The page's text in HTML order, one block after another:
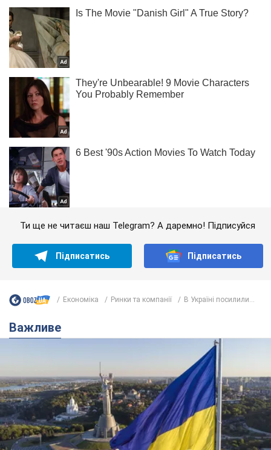
Ти ще не читаєш наш Telegram? А даремно! Підписуйся
Підписатись Підписатись
Економіка Ринки та компанії В Україні посилили...
Важливе